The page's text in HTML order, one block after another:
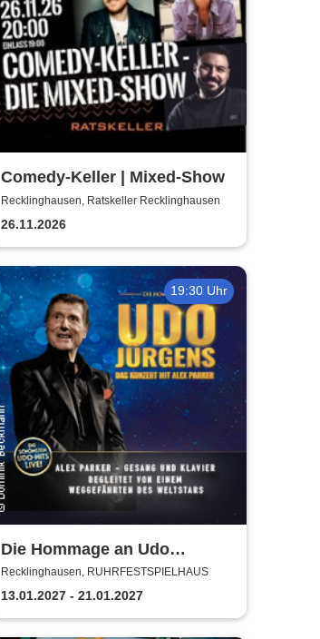
Comedy-Keller | Mixed-Show
Recklinghausen, Ratskeller Recklinghausen
26.11.2026
19:30 Uhr
Die Hommage an Udo
Jürgens - Das Konzert mit
Alex Parker
Recklinghausen, RUHRFESTSPIELHAUS
13.01.2027 - 21.01.2027